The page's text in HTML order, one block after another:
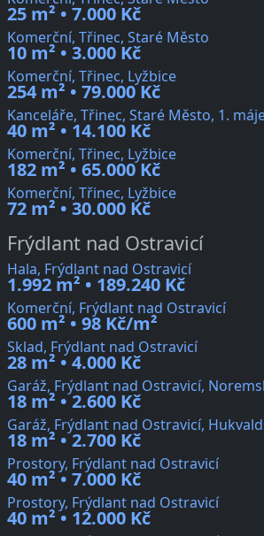
25 m² • 7.000 Kč
Komerční, Třinec, Staré Město
10 m² • 3.000 Kč
Komerční, Třinec, Lyžbice
254 m² • 79.000 Kč
Kanceláře, Třinec, Staré Město, 1.
40 m² • 14.100 Kč
Komerční, Třinec, Lyžbice
182 m² • 65.000 Kč
Komerční, Třinec, Lyžbice
72 m² • 30.000 Kč
Frýdlant nad Ostravicí
Hala, Frýdlant nad Ostravicí
1.992 m² • 189.240 Kč
Komerční, Frýdlant nad Ostravicí
600 m² • 98 Kč/m²
Sklad, Frýdlant nad Ostravicí
28 m² • 4.000 Kč
Garáž, Frýdlant nad Ostravicí,
18 m² • 2.600 Kč
Garáž, Frýdlant nad Ostravicí,
18 m² • 2.700 Kč
Prostory, Frýdlant nad Ostravicí
40 m² • 7.000 Kč
Prostory, Frýdlant nad Ostravicí
40 m² • 12.000 Kč